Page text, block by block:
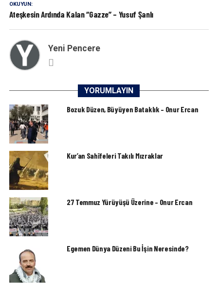
OKUYUN:
Ateşkesin Ardında Kalan “Gazze” – Yusuf Şanlı
Yeni Pencere
YORUMLAYIN
Bozuk Düzen, Büyüyen Bataklık – Onur Ercan
Kur’an Sahîfeleri Takılı Mızraklar
27 Temmuz Yürüyüşü Üzerine – Onur Ercan
Egemen Dünya Düzeni Bu İşin Neresinde?